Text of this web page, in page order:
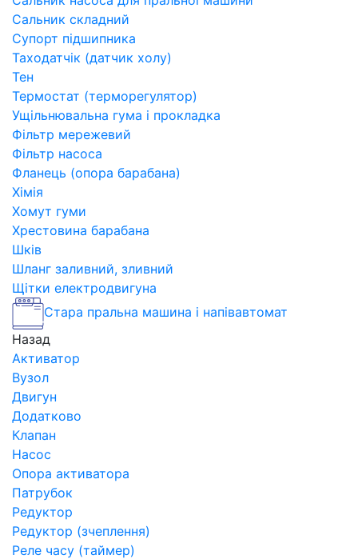
Сальник складний
Супорт підшипника
Таходатчік (датчик холу)
Тен
Термостат (терморегулятор)
Ущільнювальна гума і прокладка
Фільтр мережевий
Фільтр насоса
Фланець (опора барабана)
Хімія
Хомут гуми
Хрестовина барабана
Шків
Шланг заливний, зливний
Щітки електродвигуна
Стара пральна машина і напівавтомат
Назад
Активатор
Вузол
Двигун
Додатково
Клапан
Насос
Опора активатора
Патрубок
Редуктор
Редуктор (зчеплення)
Реле часу (таймер)